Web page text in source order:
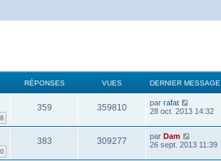
RÉPONSES VUES DERNIER MESSAGE
359 359810 par rafat
28 oct. 2013 14:32
383 309277 par Dam
26 sept. 2013 11:39